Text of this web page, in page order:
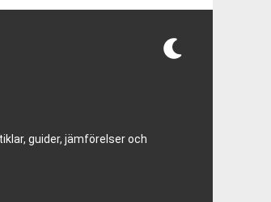
guider, jämförelser och